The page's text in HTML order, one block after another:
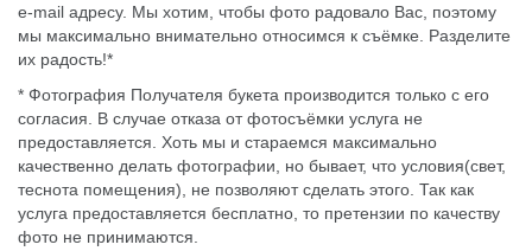
e-mail адресу. Мы хотим, чтобы фото радовало Вас, поэтому
мы максимально внимательно относимся к съёмке. Разделите
их радость!*
* Фотография Получателя букета производится только с его
согласия. В случае отказа от фотосъёмки услуга не
предоставляется. Хоть мы и стараемся максимально
качественно делать фотографии, но бывает, что условия(свет,
теснота помещения), не позволяют сделать этого. Так как
услуга предоставляется бесплатно, то претензии по качеству
фото не принимаются.